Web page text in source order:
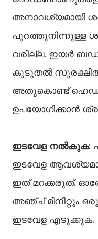
അനാവശ്യമായി
പുറത്തുനിന്നുള്ള
വരില്ല. ഇയര്‍
കൂടുതല്‍
അതുകൊണ്ട്
ഉപയോഗിക്കാന്‍
ഇടവേള നൽകുക:
ഇടവേള
ഇത് മറക്കരുത്.
അഞ്ച് മിനിറ്റും ഒരു
ഇടവേള എടുക്കുക.